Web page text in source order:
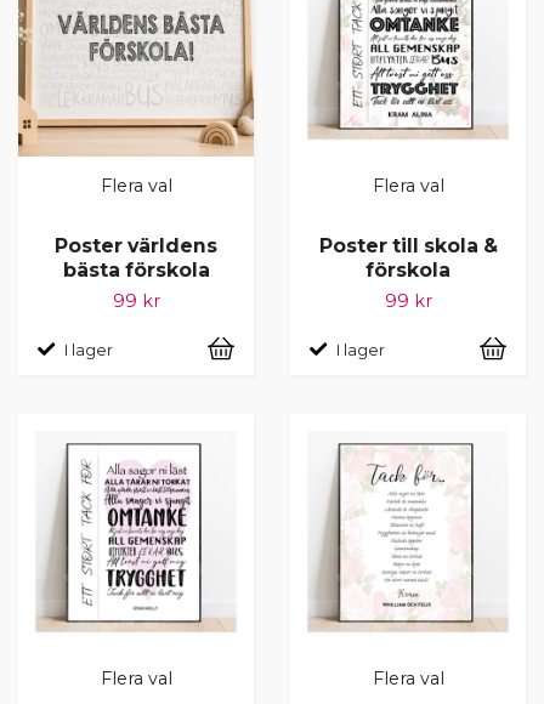
Flera val
Poster världens
bästa förskola
99 kr
I lager
Flera val
Poster till skola &
förskola
99 kr
I lager
Flera val Flera val